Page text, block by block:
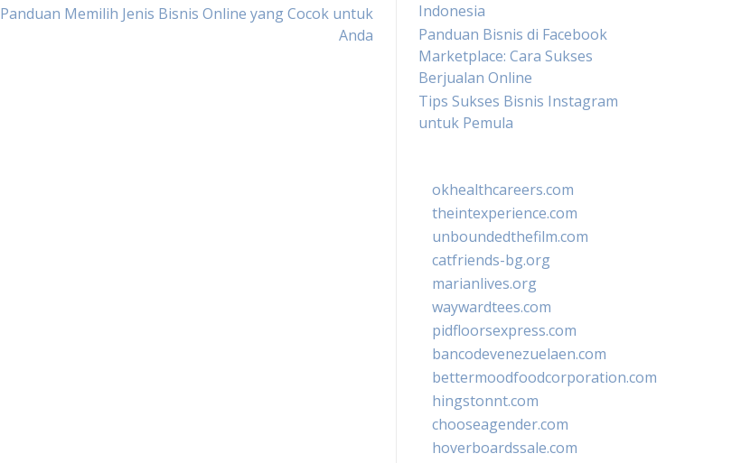
Panduan Memilih Jenis Bisnis Online yang Cocok untuk
Anda
Indonesia
Panduan Bisnis di Facebook
Marketplace: Cara Sukses
Berjualan Online
Tips Sukses Bisnis Instagram
untuk Pemula
okhealthcareers.com
theintexperience.com
unboundedthefilm.com
catfriends-bg.org
marianlives.org
waywardtees.com
pidfloorsexpress.com
bancodevenezuelaen.com
bettermoodfoodcorporation.com
hingstonnt.com
chooseagender.com
hoverboardssale.com